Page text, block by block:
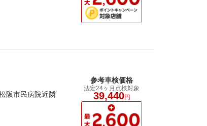
阪市民病院近隣
参考車検価格
法定24ヶ月点検対象
39,440円